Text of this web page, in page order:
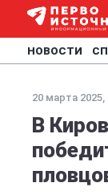
НОВОСТИ
20 марта 2025,
В